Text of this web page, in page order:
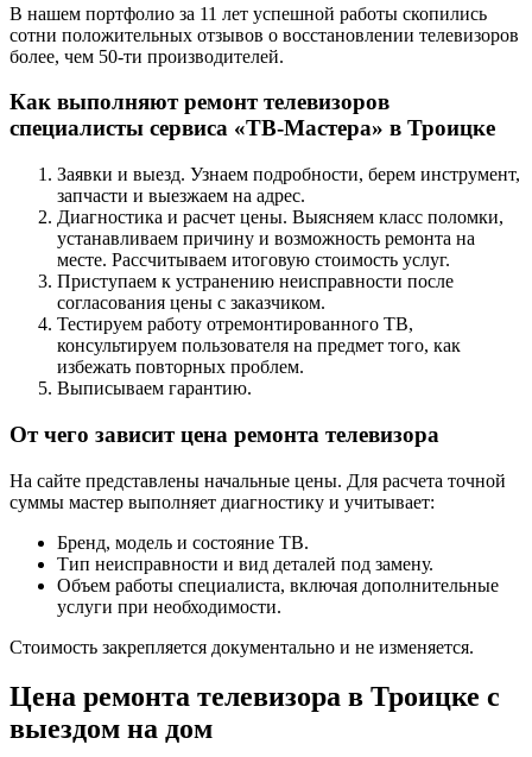
В нашем портфолио за 11 лет успешной работы скопились
сотни положительных отзывов о восстановлении телевизоров
более, чем 50-ти производителей.
Как выполняют ремонт телевизоров
специалисты сервиса «ТВ-Мастера» в Троицке
Заявки и выезд. Узнаем подробности, берем инструмент,
запчасти и выезжаем на адрес.
Диагностика и расчет цены. Выясняем класс поломки,
устанавливаем причину и возможность ремонта на
месте. Рассчитываем итоговую стоимость услуг.
Приступаем к устранению неисправности после
согласования цены с заказчиком.
Тестируем работу отремонтированного ТВ,
консультируем пользователя на предмет того, как
избежать повторных проблем.
Выписываем гарантию.
От чего зависит цена ремонта телевизора
На сайте представлены начальные цены. Для расчета точной
суммы мастер выполняет диагностику и учитывает:
Бренд, модель и состояние ТВ.
Тип неисправности и вид деталей под замену.
Объем работы специалиста, включая дополнительные
услуги при необходимости.
Стоимость закрепляется документально и не изменяется.
Цена ремонта телевизора в Троицке с
выездом на дом